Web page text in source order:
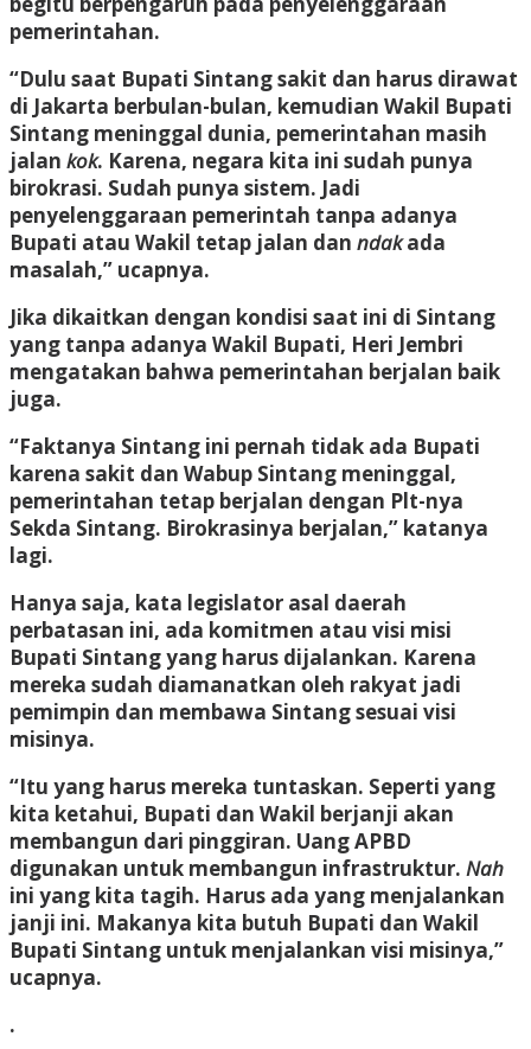
pemerintahan.
“Dulu saat Bupati Sintang sakit dan harus dirawat
di Jakarta berbulan-bulan, kemudian Wakil Bupati
Sintang meninggal dunia, pemerintahan masih
jalan kok. Karena, negara kita ini sudah punya
birokrasi. Sudah punya sistem. Jadi
penyelenggaraan pemerintah tanpa adanya
Bupati atau Wakil tetap jalan dan ndakada
masalah,” ucapnya.
Jika dikaitkan dengan kondisi saat ini di Sintang
yang tanpa adanya Wakil Bupati, Heri Jembri
mengatakan bahwa pemerintahan berjalan baik
juga.
“Faktanya Sintang ini pernah tidak ada Bupati
karena sakit dan Wabup Sintang meninggal,
pemerintahan tetap berjalan dengan Plt-nya
Sekda Sintang. Birokrasinya berjalan,” katanya
lagi.
Hanya saja, kata legislator asal daerah
perbatasan ini, ada komitmen atau visi misi
Bupati Sintang yang harus dijalankan. Karena
mereka sudah diamanatkan oleh rakyat jadi
pemimpin dan membawa Sintang sesuai visi
misinya.
“Itu yang harus mereka tuntaskan. Seperti yang
kita ketahui, Bupati dan Wakil berjanji akan
membangun dari pinggiran. Uang APBD
digunakan untuk membangun infrastruktur. Nah
ini yang kita tagih. Harus ada yang menjalankan
janji ini. Makanya kita butuh Bupati dan Wakil
Bupati Sintang untuk menjalankan visi misinya,”
ucapnya.
.